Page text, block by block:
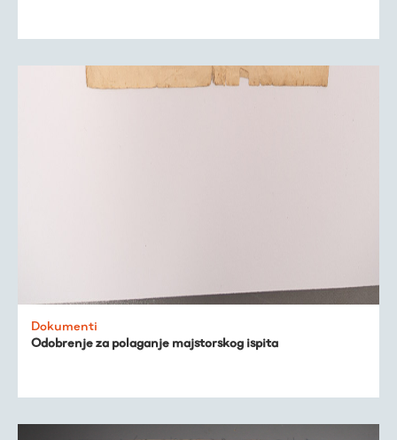
Dokumenti
Odobrenje za polaganje majstorskog ispita